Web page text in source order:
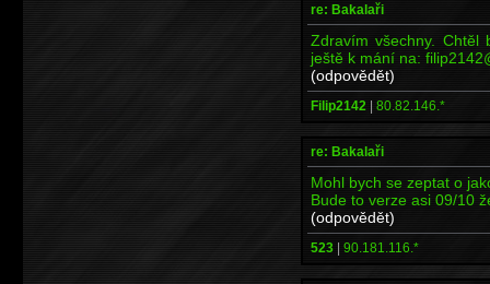
re: Bakalaři
Zdravím všechny. Chtěl
ještě k mání na:
(odpovědět)
Filip2142 | 80.82.146.*
re: Bakalaři
Mohl bych se zeptat o
Bude to verze asi 09/10
(odpovědět)
523 | 90.181.116.*